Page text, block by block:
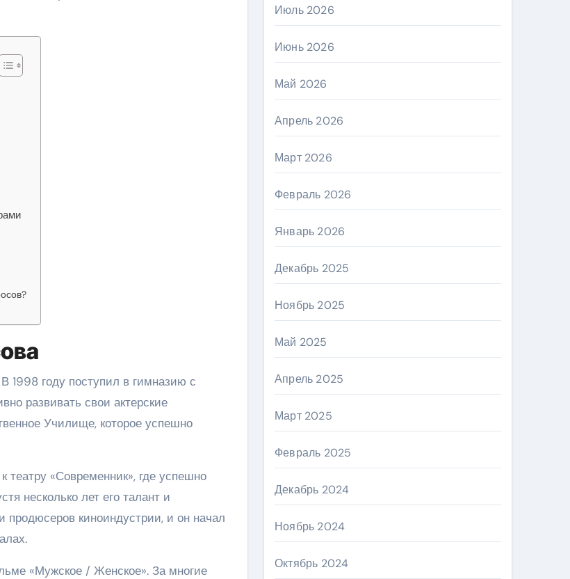
1998 году поступил в гимназию с
развивать свои актерские
Училище, которое успешно
«Современник», где успешно
несколько лет его талант и
киноиндустрии, и он начал
«Мужское / Женское». За многие
Июль 2026
Июнь 2026
Май 2026
Апрель 2026
Март 2026
Февраль 2026
Январь 2026
Декабрь 2025
Ноябрь 2025
Май 2025
Апрель 2025
Март 2025
Февраль 2025
Декабрь 2024
Ноябрь 2024
Октябрь 2024